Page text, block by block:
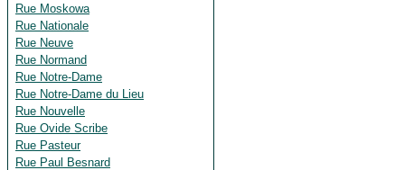
Rue Moskowa
Rue Nationale
Rue Neuve
Rue Normand
Rue Notre-Dame
Rue Notre-Dame du Lieu
Rue Nouvelle
Rue Ovide Scribe
Rue Pasteur
Rue Paul Besnard